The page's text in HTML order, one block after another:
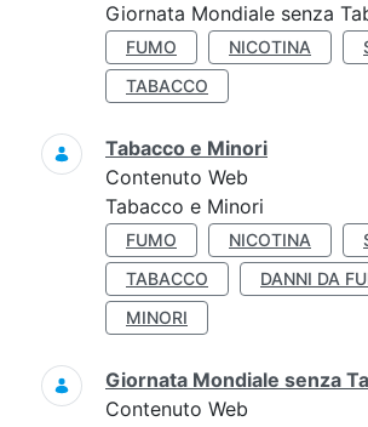
Giornata Mondiale senza
FUMO NICOTINA
TABACCO
Tabacco e Minori
Contenuto Web
Tabacco e Minori
FUMO NICOTINA
TABACCO
DANNI DA
MINORI
Giornata Mondiale senza
Contenuto Web